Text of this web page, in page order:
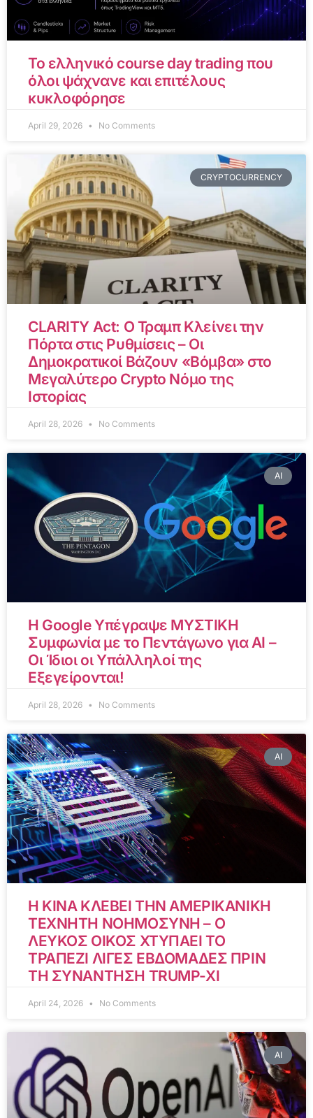
Το ελληνικό course day trading που
όλοι ψάχνανε και επιτέλους
κυκλοφόρησε
April 29, 2026 No Comments
CRYPTOCURRENCY
CLARITY Act: Ο Τραμπ Κλείνει την
Πόρτα στις Ρυθμίσεις – Οι
Δημοκρατικοί Βάζουν «Βόμβα» στο
Μεγαλύτερο Crypto Νόμο της
Ιστορίας
April 28, 2026 No Comments
AI
Η Google Υπέγραψε ΜΥΣΤΙΚΗ
Συμφωνία με το Πεντάγωνο για AI –
Οι Ίδιοι οι Υπάλληλοί της
Εξεγείρονται!
April 28, 2026 No Comments
AI
Η ΚΙΝΑ ΚΛΕΒΕΙ ΤΗΝ ΑΜΕΡΙΚΑΝΙΚΗ
ΤΕΧΝΗΤΗ ΝΟΗΜΟΣΥΝΗ – Ο
ΛΕΥΚΟΣ ΟΙΚΟΣ ΧΤΥΠΑΕΙ ΤΟ
ΤΡΑΠΕΖΙ ΛΙΓΕΣ ΕΒΔΟΜΑΔΕΣ ΠΡΙΝ
ΤΗ ΣΥΝΑΝΤΗΣΗ TRUMP-XI
April 24, 2026 No Comments
AI